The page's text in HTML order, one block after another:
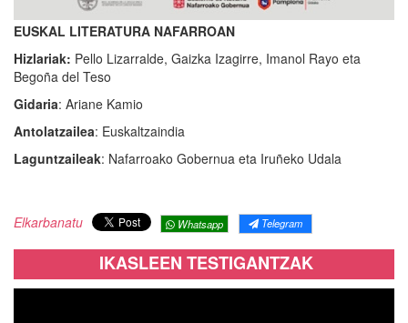
EUSKAL LITERATURA NAFARROAN
Hizlariak: Pello Lizarralde, Gaizka Izagirre, Imanol Rayo eta
Begoña del Teso
Gidaria: Ariane Kamio
Antolatzailea: Euskaltzaindia
Laguntzaileak: Nafarroako Gobernua eta Iruñeko Udala
Elkarbanatu Whatsapp Telegram
IKASLEEN TESTIGANTZAK